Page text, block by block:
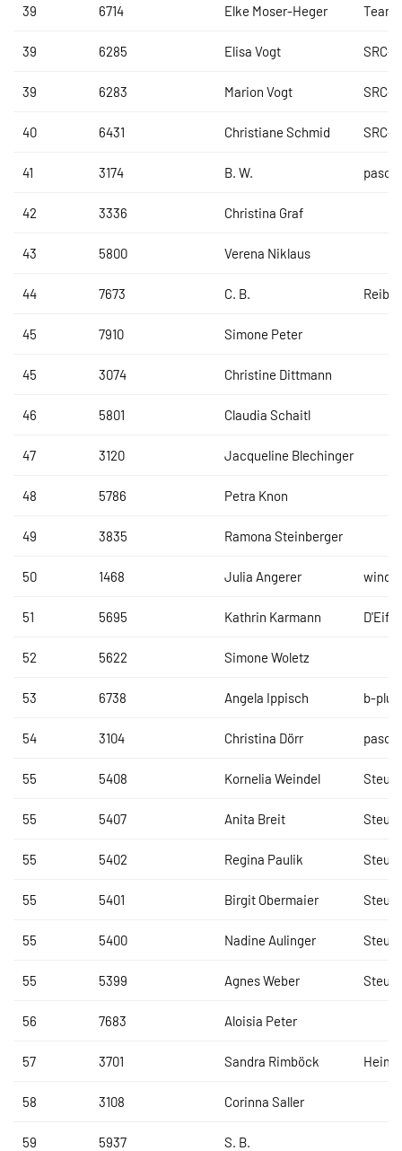
39 6714 Elke Moser-Heger Team
39 6285 Elisa Vogt SRC-
39 6283 Marion Vogt SRC-
40 6431 Christiane Schmid SRC-
41 3174 B. W.
42 3336 Christina Graf
43 5800 Verena Niklaus
44 7673 C. B.
45 7910 Simone Peter
45 3074 Christine Dittmann
46 5801 Claudia Schaitl
47 3120 Jacqueline Blechinger
48 5786 Petra Knon
49 3835 Ramona Steinberger
50 1468 Julia Angerer
51 5695 Kathrin Karmann
52 5622 Simone Woletz
53 6738 Angela Ippisch b-plus
54 3104 Christina Dörr
55 5408 Kornelia Weindel
55 5407 Anita Breit
55 5402 Regina Paulik
55 5401 Birgit Obermaier
55 5400 Nadine Aulinger
55 5399 Agnes Weber
56 7683 Aloisia Peter
57 3701 Sandra Rimböck
58 3108 Corinna Saller
59 5937 S. B.